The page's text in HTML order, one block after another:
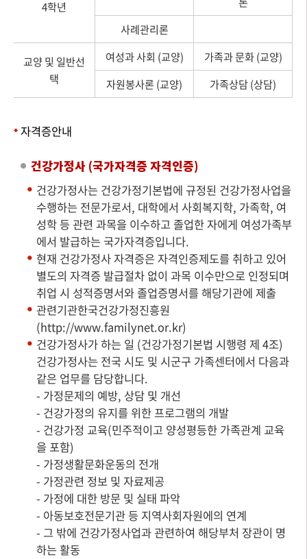
4학년
사례관리론
교양 및 일반선
택
여성과 사회 (교양)
가족과 문화 (교양)
자원봉사론 (교양)
가족상담 (상담)
자격증안내
건강가정사 (국가자격증 자격인증)
건강가정사는 건강가정기본법에 규정된 건강가정사업을
수행하는 전문가로서, 대학에서 사회복지학, 가족학, 여
성학 등 관련 과목을 이수하고 졸업한 자에게 여성가족부
에서 발급하는 국가자격증입니다.
현재 건강가정사 자격증은 자격인증제도를 취하고 있어
별도의 자격증 발급절차 없이 과목 이수만으로 인정되며
취업 시 성적증명서와 졸업증명서를 해당기관에 제출
관련기관한국건강가정진흥원
(http://www.familynet.or.kr)
건강가정사가 하는 일 (건강가정기본법 시행령 제 4조)
건강가정사는 전국 시도 및 시군구 가족센터에서 다음과
같은 업무를 담당합니다.
- 가정문제의 예방, 상담 및 개선
- 건강가정의 유지를 위한 프로그램의 개발
- 건강가정 교육(민주적이고 양성평등한 가족관계 교육
을 포함)
- 가정생활문화운동의 전개
- 가정관련 정보 및 자료제공
- 가정에 대한 방문 및 실태 파악
- 아동보호전문기관 등 지역사회자원에의 연계
- 그 밖에 건강가정사업과 관련하여 해당부처 장관이 명
하는 활동